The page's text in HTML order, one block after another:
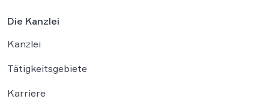
Die Kanzlei
Kanzlei
Tätigkeitsgebiete
Karriere